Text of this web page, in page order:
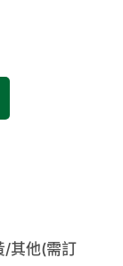
/其他(需訂